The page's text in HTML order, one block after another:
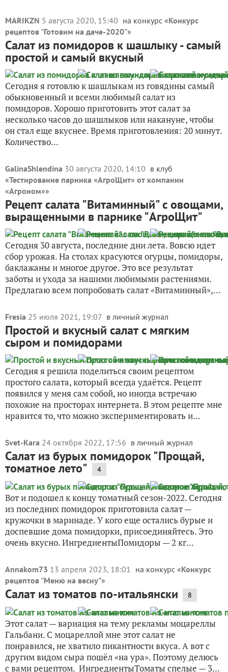
MARIKZN 5 августа 2020, 15:40 на конкурс «Конкурс
рецептов "Готовим на даче-2020"»
Салат из помидоров к шашлыку - самый
простой и самый вкусный
Сегодня я готовлю к шашлыкам из говядины самый
обыкновенный и всеми любимый салат из
помидоров. Хорошо приготовить этот салат за
несколько часов до шашлыков или накануне, чтобы
он стал еще вкуснее. Время приготовления: 20 минут.
Количество...
GalinaShlendina 30 августа 2020, 14:10 в клуб
«Тестирование парника «АгроЩит» от компании
«Агроном»»
Рецепт салата "Витаминный" с овощами,
выращенными в парнике "АгроЩит"
Сегодня 30 августа, последние дни лета. Вовсю идет
сбор урожая. На столах красуются огурцы, помидоры,
баклажаны и многое другое. Это все результат
заботы и ухода за нашими любимыми растениями.
Предлагаю всем попробовать салат «Витаминный»,...
Fresia 25 июля 2021, 19:07 в личный журнал
Простой и вкусный салат с мягким
сыром и помидорами
Сегодня я решила поделиться своим рецептом
простого салата, который всегда удаётся. Рецепт
появился у меня сам собой, но иногда встречаю
похожие на просторах интернета. В этом рецепте мне
нравится то, что можно экспериментировать и...
Svet-Kara 24 октября 2022, 17:56 в личный журнал
Салат из бурых помидорок "Прощай,
томатное лето" 4
Вот и подошел к концу томатный сезон-2022. Сегодня
из последних помидорок приготовила салат —
кружочки в маринаде. У кого еще остались бурые и
доспевшие дома помидорки, присоединяйтесь. Это
очень вкусно. ИнгредиентыПомидоры — 2 кг...
Annakom73 13 апреля 2023, 18:01 на конкурс «Конкурс
рецептов "Меню на весну"»
Салат из томатов по-итальянски 8
Этот салат — вариация на тему рекламы моцареллы
Гальбани. С моцареллой мне этот салат не
понравился, не хватило пикантности вкуса. А вот с
другим видом сыра пошёл «на ура». Поэтому делюсь
с вами рецептом. ИнгредиентыТоматы спелые — 3...